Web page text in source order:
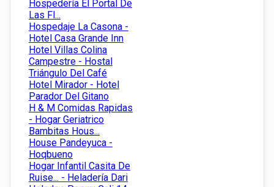
Hospedería El Portal De
Las Fl...
Hospedaje La Casona -
Hotel Casa Grande Inn
Hotel Villas Colina
Campestre - Hostal
Triángulo Del Café
Hotel Mirador - Hotel
Parador Del Gitano
H & M Comidas Rapidas
- Hogar Geriatrico
Bambitas Hous...
House Pandeyuca -
Hoqbueno
Hogar Infantil Casita De
Ruise... - Heladería Dari